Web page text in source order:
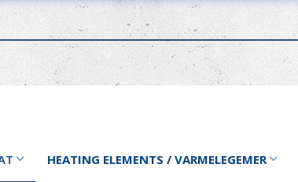
HEATING ELEMENTS / VARMELEGEMER